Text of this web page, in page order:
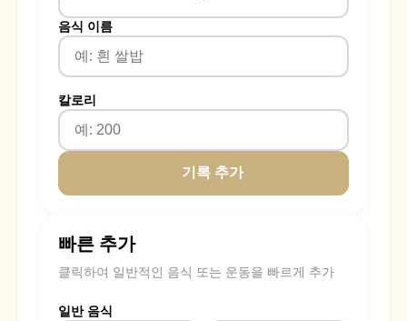
음식 이름
칼로리
기록 추가
빠른 추가
클릭하여 일반적인 음식 또는 운동을 빠르게 추가
일반 음식